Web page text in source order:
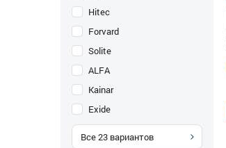
Hitec
Forvard
Solite
ALFA
Kainar
Exide
Все23 вариантов